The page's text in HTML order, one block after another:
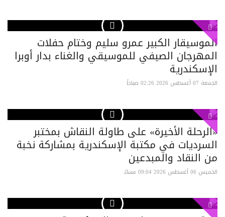
الموسيقار الكبير عمرو سليم وختام حفلات
المهرجان الصيفي للموسيقي والغناء بدار أوبرا
الإسكندرية
الجمعة 07 أغسطس 2026 02:26 صباحاً
«الرحلة الأخيرة» على طاولة النقاش بمختبر
السرديات في مكتبة الإسكندرية بمشاركة نخبة
من النقاد والمبدعين
الخميس 06 أغسطس 2026 09:04 مساءً